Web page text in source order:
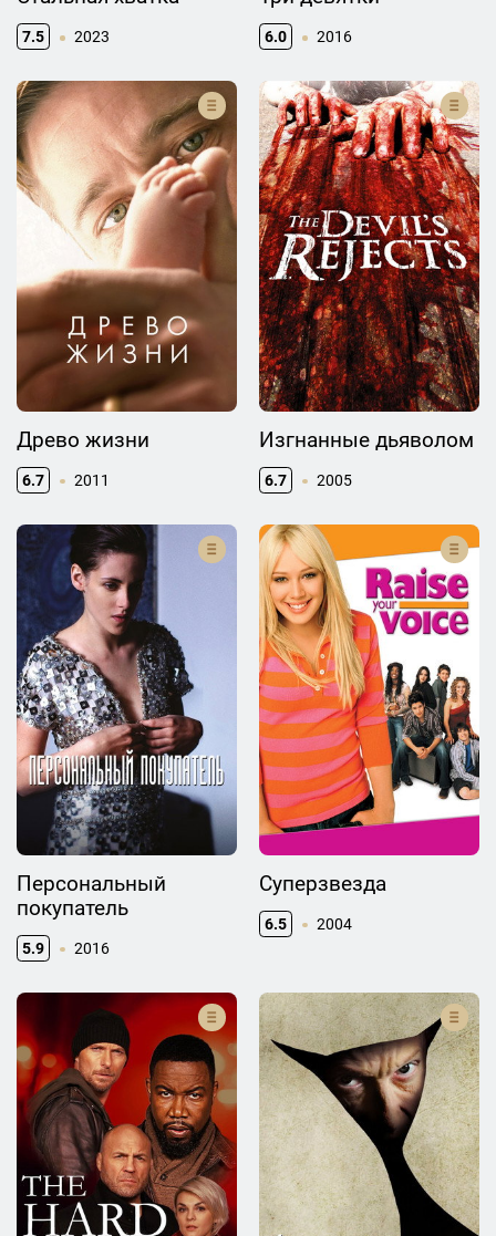
7.5 2023 6.0 2016
Древо жизни
6.7 2011
Изгнанные дьяволом
6.7 2005
Персональный
покупатель
5.9 2016
Суперзвезда
6.5 2004